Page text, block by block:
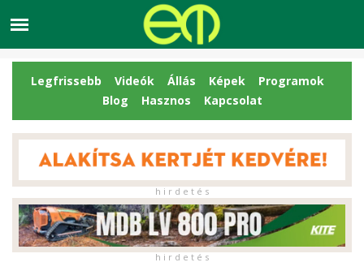
Legfrissebb Videók Állás Képek
Programok
Blog
Hasznos Kapcsolat
h i r d e t é s
h i r d e t é s